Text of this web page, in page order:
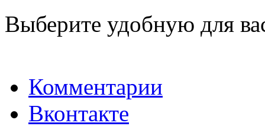
Выберите удобную для
Комментарии
Вконтакте